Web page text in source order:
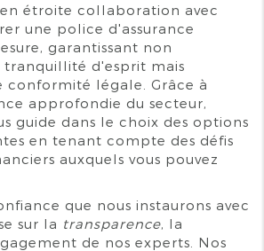
étroite collaboration avec
une police d'assurance
garantissant non
tranquillité d'esprit mais
conformité légale. Grâce à
approfondie du secteur,
guide dans le choix des options
en tenant compte des défis
auxquels vous pouvez
que nous instaurons avec
sur la transparence, la
de nos experts. Nos